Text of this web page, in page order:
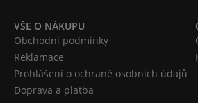
VŠE O NÁKUPU
Obchodní podmínky
Reklamace
Prohlášení o ochraně osobních údajů
Doprava a platba